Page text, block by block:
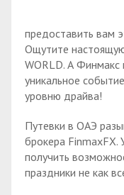
предоставить вам
Ощутите
WORLD. А
уникальное
уровню драйва!
Путевки в ОАЭ
брокера FinmaxFX.
получить
праздники не как